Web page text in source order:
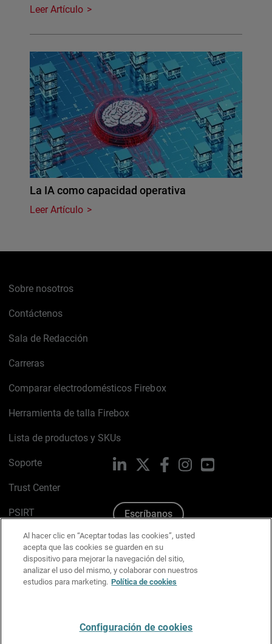
Leer Artículo
La IA como capacidad operativa
Leer Artículo
Sobre nosotros
Contáctenos
Sala de Redacción
Carreras
Comparar electrodomésticos Firebox
Herramienta de talla Firebox
Lista de productos y SKUs
Soporte
Trust Center
PSIRT
Política de cookies
Política de privacidad
Kit de medios y marca
LinkedIn FacebookInstagramYouTube
Escríbanos
Al hacer clic en “Aceptar todas las cookies”, usted
acepta que las cookies se guarden en su
dispositivo para mejorar la navegación del sitio,
analizar el uso del mismo, y colaborar con nuestros
estudios para marketing. Política de cookies
Configuración de cookies